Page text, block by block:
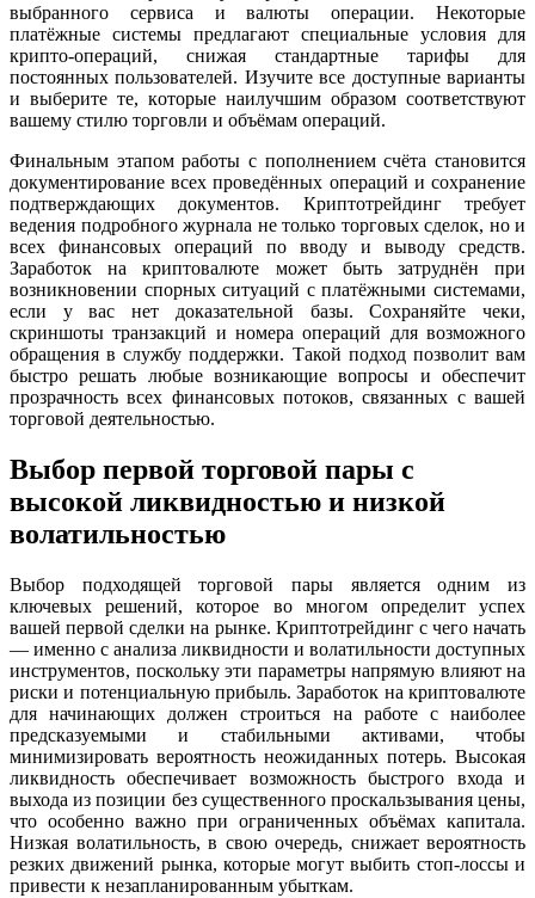
выбранного сервиса и валюты операции. Некоторые
платёжные системы предлагают специальные условия для
крипто-операций, снижая стандартные тарифы для
постоянных пользователей. Изучите все доступные варианты
и выберите те, которые наилучшим образом соответствуют
вашему стилю торговли и объёмам операций.
Финальным этапом работы с пополнением счёта становится
документирование всех проведённых операций и сохранение
подтверждающих документов. Криптотрейдинг требует
ведения подробного журнала не только торговых сделок, но и
всех финансовых операций по вводу и выводу средств.
Заработок на криптовалюте может быть затруднён при
возникновении спорных ситуаций с платёжными системами,
если у вас нет доказательной базы. Сохраняйте чеки,
скриншоты транзакций и номера операций для возможного
обращения в службу поддержки. Такой подход позволит вам
быстро решать любые возникающие вопросы и обеспечит
прозрачность всех финансовых потоков, связанных с вашей
торговой деятельностью.
Выбор первой торговой пары с
высокой ликвидностью и низкой
волатильностью
Выбор подходящей торговой пары является одним из
ключевых решений, которое во многом определит успех
вашей первой сделки на рынке. Криптотрейдинг с чего начать
— именно с анализа ликвидности и волатильности доступных
инструментов, поскольку эти параметры напрямую влияют на
риски и потенциальную прибыль. Заработок на криптовалюте
для начинающих должен строиться на работе с наиболее
предсказуемыми и стабильными активами, чтобы
минимизировать вероятность неожиданных потерь. Высокая
ликвидность обеспечивает возможность быстрого входа и
выхода из позиции без существенного проскальзывания цены,
что особенно важно при ограниченных объёмах капитала.
Низкая волатильность, в свою очередь, снижает вероятность
резких движений рынка, которые могут выбить стоп-лоссы и
привести к незапланированным убыткам.